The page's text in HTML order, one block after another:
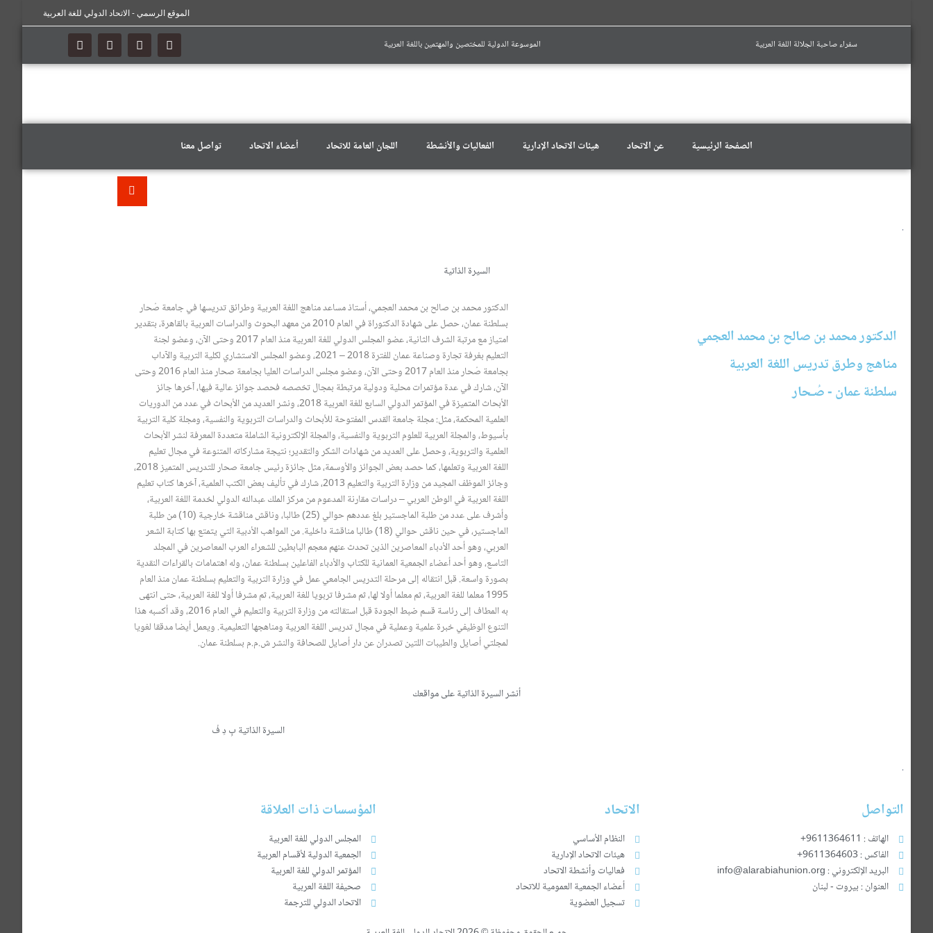
الموقع الرسمي - الاتحاد الدولي للغة العربية
سفراء صاحبة الجلالة اللغة العربية الموسوعة الدولية للمختصين والمهتمين باللغة العربية
الصفحة الرئيسية عن الاتحاد هيئات الاتحاد الإدارية الفعاليات والأنشطة اللجان العامة للاتحاد أعضاء الاتحاد تواصل معنا
.
السيرة الذاتية
الدكتور محمد بن صالح بن محمد العجمي
مناهج وطرق تدريس اللغة العربية
سلطنة عمان - صُـحار
الدكتور محمد بن صالح بن محمد العجمي، أستاذ مساعد مناهج اللغة العربية وطرائق تدريسها في جامعة صُحار
بسلطنة عمان، حصل على شهادة الدكتوراة في العام 2010 من معهد البحوث والدراسات العربية بالقاهرة، بتقدير
امتياز مع مرتبة الشرف الثانية، عضو المجلس الدولي للغة العربية منذ العام 2017 وحتى الآن، وعضو لجنة
التعليم بغرفة تجارة وصناعة عمان للفترة 2018 – 2021، وعضو المجلس الاستشاري لكلية التربية والآداب
بجامعة صُحار منذ العام 2017 وحتى الآن، وعضو مجلس الدراسات العليا بجامعة صحار منذ العام 2016 وحتى
الآن، شارك في عدة مؤتمرات محلية ودولية مرتبطة بمجال تخصصه فحصد جوائز عالية فيها، آخرها جائز
الأبحاث المتميزة في المؤتمر الدولي السابع للغة العربية 2018، ونشر العديد من الأبحاث في عدد من الدوريات
العلمية المحكمة، مثل: مجلة جامعة القدس المفتوحة للأبحاث والدراسات التربوية والنفسية، ومجلة كلية التربية
بأسيوط، والمجلة العربية للعلوم التربوية والنفسية، والمجلة الإلكترونية الشاملة متعددة المعرفة لنشر الأبحاث
العلمية والتربوية، وحصل على العديد من شهادات الشكر والتقدير؛ نتيجة مشاركاته المتنوعة في مجال تعليم
اللغة العربية وتعلمها، كما حصد بعض الجوائز والأوسمة، مثل جائزة رئيس جامعة صحار للتدريس المتميز 2018،
وجائز الموظف المجيد من وزارة التربية والتعليم 2013، شارك في تأليف بعض الكتب العلمية، آخرها كتاب تعليم
اللغة العربية في الوطن العربي – دراسات مقارنة المدعوم من مركز الملك عبدالله الدولي لخدمة اللغة العربية،
وأشرف على عدد من طلبة الماجستير بلغ عددهم حوالي (25) طالبا، وناقش مناقشة خارجية (10) من طلبة
الماجستير، في حين ناقش حوالي (18) طالبا مناقشة داخلية. من المواهب الأدبية التي يتمتع بها كتابة الشعر
العربي، وهو أحد الأدباء المعاصرين الذين تحدث عنهم معجم البابطين للشعراء العرب المعاصرين في المجلد
التاسع، وهو أحد أعضاء الجمعية العمانية للكتاب والأدباء الفاعلين بسلطنة عمان، وله اهتمامات بالقراءات النقدية
بصورة واسعة. قبل انتقاله إلى مرحلة التدريس الجامعي عمل في وزارة التربية والتعليم بسلطنة عمان منذ العام
1995 معلما للغة العربية، ثم معلما أولا لها، ثم مشرفا تربويا للغة العربية، ثم مشرفا أولا للغة العربية، حتى انتهى
به المطاف إلى رئاسة قسم ضبط الجودة قبل استقالته من وزارة التربية والتعليم في العام 2016، وقد أكسبه هذا
التنوع الوظيفي خبرة علمية وعملية في مجال تدريس اللغة العربية ومناهجها التعليمية. ويعمل أيضا مدققا لغويا
لمجلتي أصايل والطيبات اللتين تصدران عن دار أصايل للصحافة والنشر ش.م.م بسلطنة عمان.
أنشر السيرة الذاتية على مواقعك
السيرة الذاتية بِ دِ فْ
.
التواصل
الهاتف : 9611364611+
الفاكس : 9611364603+
البريد الإلكتروني : info@alarabiahunion.org
العنوان : بيروت - لبنان
الاتحاد
النظام الأساسي
هيئات الاتحاد الإدارية
فعاليات وأنشطة الاتحاد
أعضاء الجمعية العمومية للاتحاد
تسجيل العضوية
المؤسسات ذات العلاقة
المجلس الدولي للغة العربية
الجمعية الدولية لأقسام العربية
المؤتمر الدولي للغة العربية
صحيفة اللغة العربية
الاتحاد الدولي للترجمة